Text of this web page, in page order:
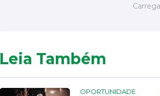
Leia Também
OPORTUNIDADE